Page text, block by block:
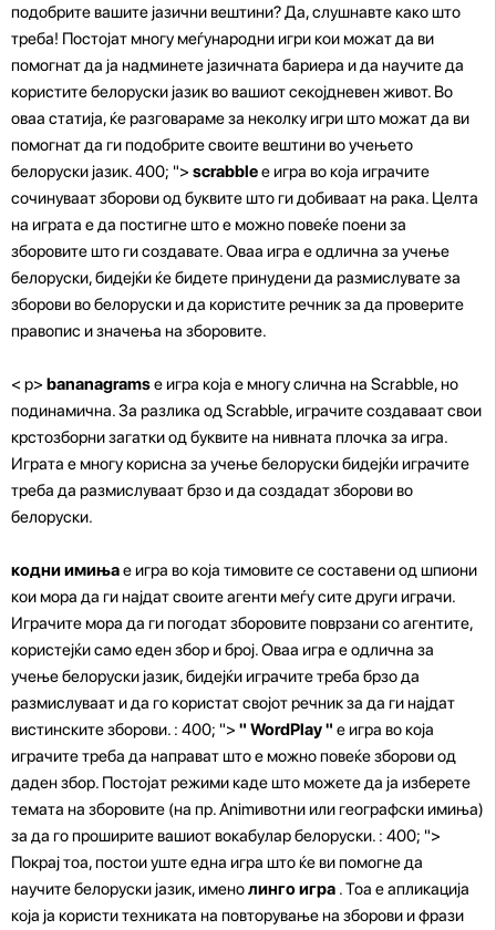
подобрите вашите јазични вештини? Да, слушнавте како што
треба! Постојат многу меѓународни игри кои можат да ви
помогнат да ја надминете јазичната бариера и да научите да
користите белоруски јазик во вашиот секојдневен живот. Во
оваа статија, ќе разговараме за неколку игри што можат да ви
помогнат да ги подобрите своите вештини во учењето
белоруски јазик. 400; "> scrabbleе игра во која играчите
сочинуваат зборови од буквите што ги добиваат на рака. Целта
на играта е да постигне што е можно повеќе поени за
зборовите што ги создавате. Оваа игра е одлична за учење
белоруски, бидејќи ќе бидете принудени да размислувате за
зборови во белоруски и да користите речник за да проверите
правопис и значења на зборовите.
< p> bananagramsе игра која е многу слична на Scrabble, но
подинамична. За разлика од Scrabble, играчите создаваат свои
крстозборни загатки од буквите на нивната плочка за игра.
Играта е многу корисна за учење белоруски бидејќи играчите
треба да размислуваат брзо и да создадат зборови во
белоруски.
кодни имињае игра во која тимовите се составени од шпиони
кои мора да ги најдат своите агенти меѓу сите други играчи.
Играчите мора да ги погодат зборовите поврзани со агентите,
користејќи само еден збор и број. Оваа игра е одлична за
учење белоруски јазик, бидејќи играчите треба брзо да
размислуваат и да го користат својот речник за да ги најдат
вистинските зборови. : 400; "> " WordPlay " е игра во која
играчите треба да направат што е можно повеќе зборови од
даден збор. Постојат режими каде што можете да ја изберете
темата на зборовите (на пр. Animивотни или географски имиња)
за да го проширите вашиот вокабулар белоруски. : 400; ">
Покрај тоа, постои уште една игра што ќе ви помогне да
научите белоруски јазик, именолинго игра . Тоа е апликација
која ја користи техниката на повторување на зборови и фрази